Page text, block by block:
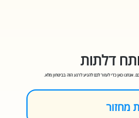
דלתות
כאן כדי לעזור לכם להגיע לרגע הזה בביטחון מלא.
מחזור